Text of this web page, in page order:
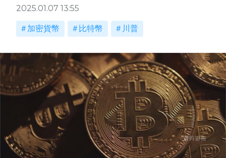
2025.01.07 13:55
加密貨幣 比特幣 川普